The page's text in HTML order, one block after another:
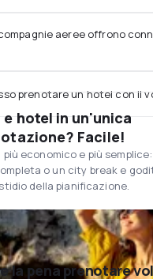
aeree offrono
prenotare un hotel con il
e hotel in un'unica
Facile!
più economico e più
o un city break e
della pianificazione.
la pena prenotare